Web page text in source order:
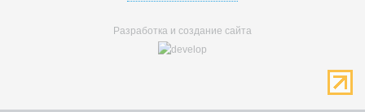
Разработка и создание сайта